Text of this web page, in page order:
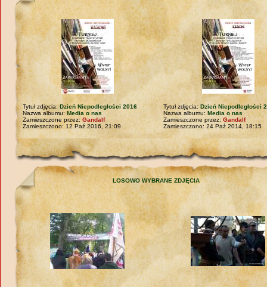
Tytuł zdjęcia:Dzień Niepodległości 2016
Nazwa albumu:Media o nas
Zamieszczone przez:Gandalf
Zamieszczono: 12 Paź 2016, 21:09
Tytuł zdjęcia:Dzień Niepodległości
Nazwa albumu:Media o nas
Zamieszczone przez:Gandalf
Zamieszczono: 24 Paź 2014, 18:15
LOSOWO WYBRANE ZDJĘCIA